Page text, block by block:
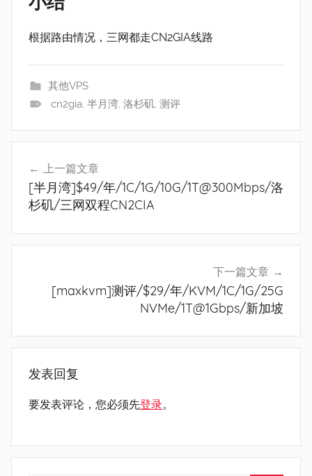
根据路由情况，三网都走CN2GIA线路
其他VPS
cn2gia, 半月湾, 洛杉矶, 测评
航
上一篇文章
[半月湾]$49/年/1C/1G/10G/1T@300Mbps/洛
杉矶/三网双程CN2CIA
下一篇文章
[maxkvm]测评/$29/年/KVM/1C/1G/25G
NVMe/1T@1Gbps/新加坡
发表回复
要发表评论，您必须先登录。